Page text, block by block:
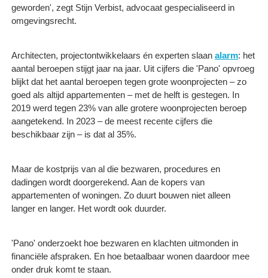
geworden', zegt Stijn Verbist, advocaat gespecialiseerd in
omgevingsrecht.
Architecten, projectontwikkelaars én experten slaan alarm: het
aantal beroepen stijgt jaar na jaar. Uit cijfers die 'Pano' opvroeg
blijkt dat het aantal beroepen tegen grote woonprojecten – zo
goed als altijd appartementen – met de helft is gestegen. In
2019 werd tegen 23% van alle grotere woonprojecten beroep
aangetekend. In 2023 – de meest recente cijfers die
beschikbaar zijn – is dat al 35%.
Maar de kostprijs van al die bezwaren, procedures en
dadingen wordt doorgerekend. Aan de kopers van
appartementen of woningen. Zo duurt bouwen niet alleen
langer en langer. Het wordt ook duurder.
'Pano' onderzoekt hoe bezwaren en klachten uitmonden in
financiële afspraken. En hoe betaalbaar wonen daardoor mee
onder druk komt te staan.